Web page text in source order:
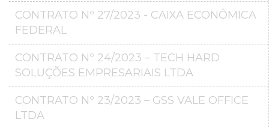
CONTRATO Nº 27/2023 - CAIXA ECONÔMICA
FEDERAL
CONTRATO Nº 24/2023 – TECH HARD
SOLUÇÕES EMPRESARIAIS LTDA
CONTRATO Nº 23/2023 – GSS VALE OFFICE
LTDA